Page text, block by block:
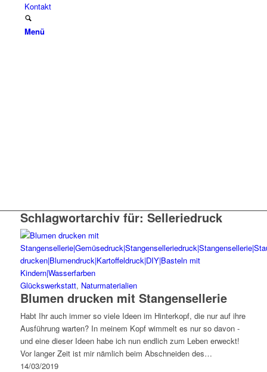
Kontakt
Menü
Schlagwortarchiv für: Selleriedruck
Glückswerkstatt, Naturmaterialien
Blumen drucken mit Stangensellerie
Habt Ihr auch immer so viele Ideen im Hinterkopf, die nur auf ihre
Ausführung warten? In meinem Kopf wimmelt es nur so davon -
und eine dieser Ideen habe ich nun endlich zum Leben erweckt!
Vor langer Zeit ist mir nämlich beim Abschneiden des…
14/03/2019